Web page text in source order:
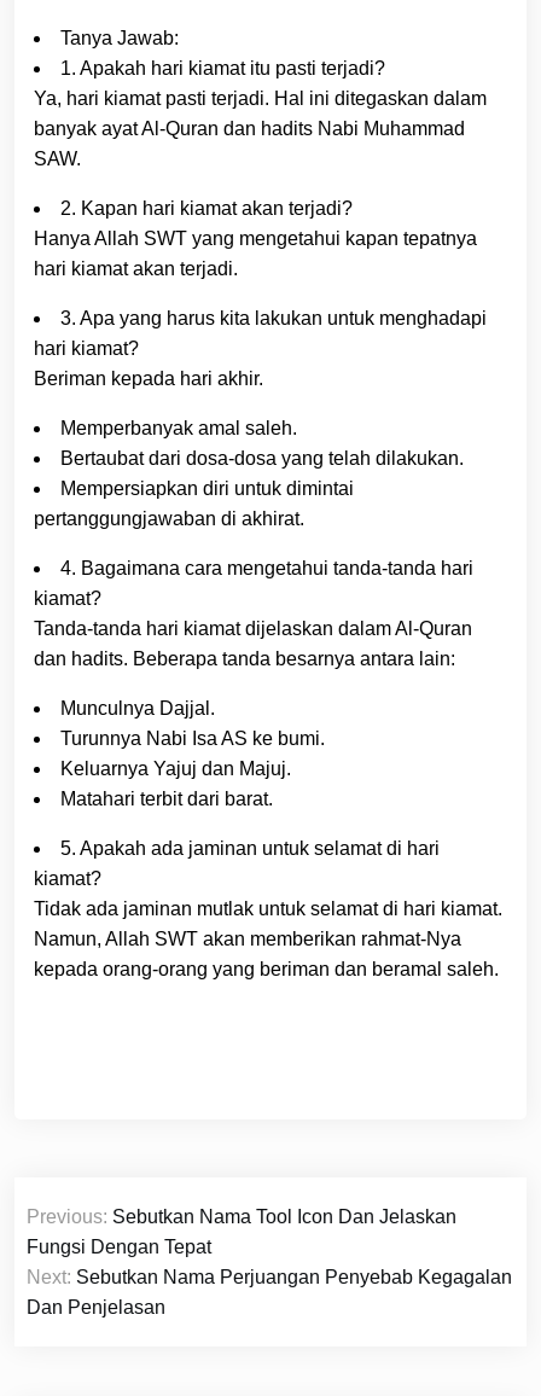
Tanya Jawab:
1. Apakah hari kiamat itu pasti terjadi?
Ya, hari kiamat pasti terjadi. Hal ini ditegaskan dalam
banyak ayat Al-Quran dan hadits Nabi Muhammad
SAW.
2. Kapan hari kiamat akan terjadi?
Hanya Allah SWT yang mengetahui kapan tepatnya
hari kiamat akan terjadi.
3. Apa yang harus kita lakukan untuk menghadapi
hari kiamat?
Beriman kepada hari akhir.
Memperbanyak amal saleh.
Bertaubat dari dosa-dosa yang telah dilakukan.
Mempersiapkan diri untuk dimintai
pertanggungjawaban di akhirat.
4. Bagaimana cara mengetahui tanda-tanda hari
kiamat?
Tanda-tanda hari kiamat dijelaskan dalam Al-Quran
dan hadits. Beberapa tanda besarnya antara lain:
Munculnya Dajjal.
Turunnya Nabi Isa AS ke bumi.
Keluarnya Yajuj dan Majuj.
Matahari terbit dari barat.
5. Apakah ada jaminan untuk selamat di hari
kiamat?
Tidak ada jaminan mutlak untuk selamat di hari kiamat.
Namun, Allah SWT akan memberikan rahmat-Nya
kepada orang-orang yang beriman dan beramal saleh.
Navigasi
pos
Previous: Sebutkan Nama Tool Icon Dan Jelaskan
Fungsi Dengan Tepat
Next: Sebutkan Nama Perjuangan Penyebab Kegagalan
Dan Penjelasan